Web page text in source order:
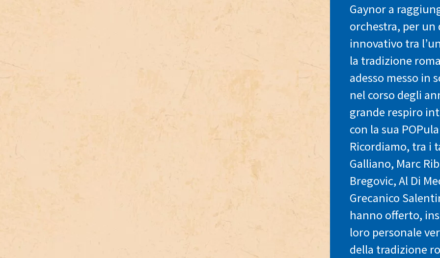
Gaynor a
orchestra, per
innovativo tra
la tradizione
adesso messo in
nel corso degli
grande respiro
con la sua
Ricordiamo, tra i
Galliano, Marc
Bregovic, Al Di
Grecanico
hanno offerto,
loro personale
della tradizione